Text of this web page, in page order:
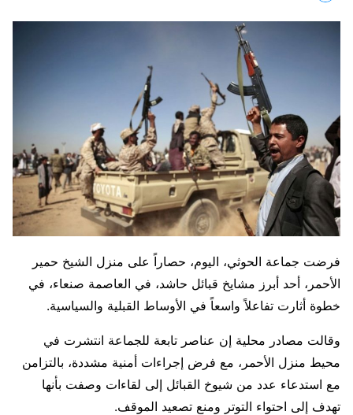
فرضت جماعة الحوثي، اليوم، حصاراً على منزل الشيخ حمير
الأحمر، أحد أبرز مشايخ قبائل حاشد، في العاصمة صنعاء، في
خطوة أثارت تفاعلاً واسعاً في الأوساط القبلية والسياسية.
وقالت مصادر محلية إن عناصر تابعة للجماعة انتشرت في
محيط منزل الأحمر، مع فرض إجراءات أمنية مشددة، بالتزامن
مع استدعاء عدد من شيوخ القبائل إلى لقاءات وصفت بأنها
تهدف إلى احتواء التوتر ومنع تصعيد الموقف.